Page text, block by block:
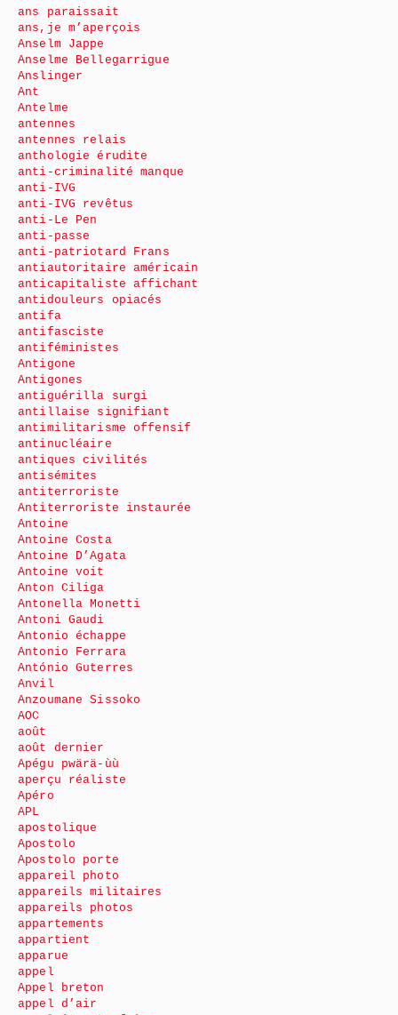
ans paraissait
ans,je m’aperçois
Anselm Jappe
Anselme Bellegarrigue
Anslinger
Ant
Antelme
antennes
antennes relais
anthologie érudite
anti-criminalité manque
anti-IVG
anti-IVG revêtus
anti-Le Pen
anti-passe
anti-patriotard Frans
antiautoritaire américain
anticapitaliste affichant
antidouleurs opiacés
antifa
antifasciste
antiféministes
Antigone
Antigones
antiguérilla surgi
antillaise signifiant
antimilitarisme offensif
antinucléaire
antiques civilités
antisémites
antiterroriste
Antiterroriste instaurée
Antoine
Antoine Costa
Antoine D’Agata
Antoine voit
Anton Ciliga
Antonella Monetti
Antoni Gaudi
Antonio échappe
Antonio Ferrara
António Guterres
Anvil
Anzoumane Sissoko
AOC
août
août dernier
Apégu pwärä-ùù
aperçu réaliste
Apéro
APL
apostolique
Apostolo
Apostolo porte
appareil photo
appareils militaires
appareils photos
appartements
appartient
apparue
appel
Appel breton
appel d’air